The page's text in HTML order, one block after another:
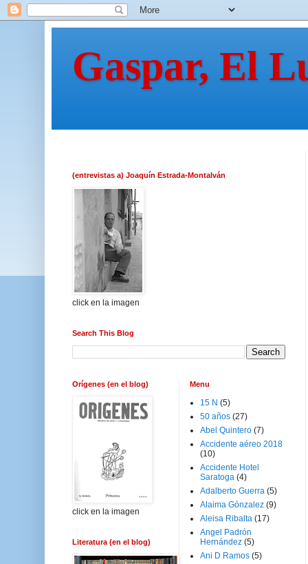
Gaspar, El
(entrevistas a) Joaquín Estrada-Montalván
click en la imagen
Search This Blog
Orígenes (en el blog)
click en la imagen
Literatura (en el blog)
Menu
15 N (5)
50 años (27)
Abel Quintero (7)
Accidente aéreo 2018
(10)
Accidente Hotel
Saratoga (4)
Adalberto Guerra (5)
Alaima Gónzalez (9)
Aleisa Ribalta (17)
Angel Padrón
Hernández (5)
Ani D Ramos (5)